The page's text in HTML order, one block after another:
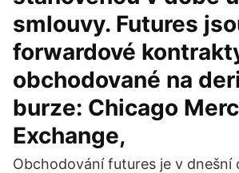
smlouvy. Futures
forwardové
obchodované na
burze: Chicago
Exchange,
Obchodování futures je v dnešní